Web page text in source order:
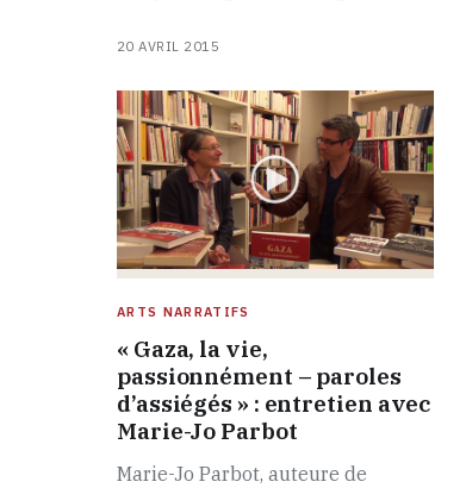
20 AVRIL 2015
ARTS NARRATIFS
« Gaza, la vie,
passionnément – paroles
d’assiégés » : entretien avec
Marie-Jo Parbot
Marie-Jo Parbot, auteure de